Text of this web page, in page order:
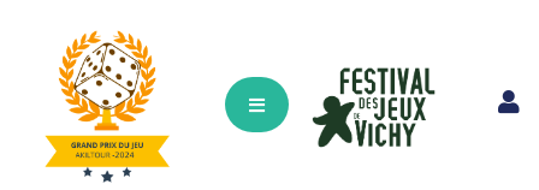
Hamburger Toggle Menu